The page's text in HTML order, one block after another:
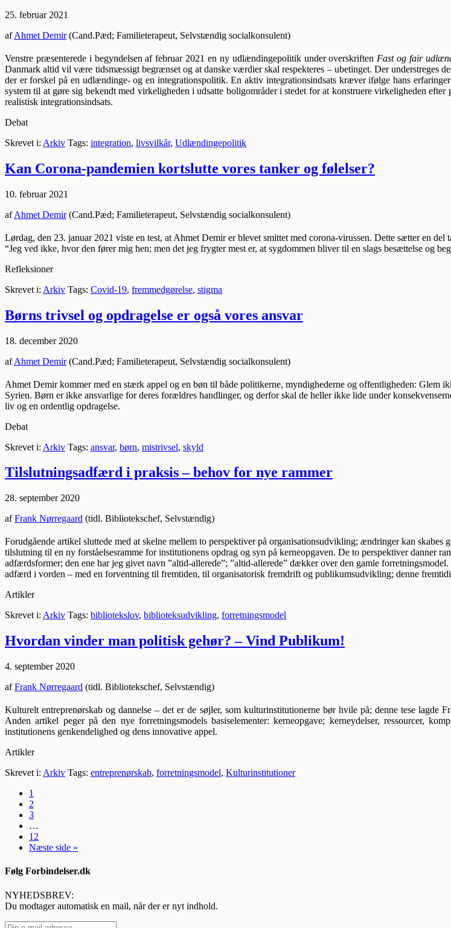
25. februar 2021
afAhmet Demir(Cand.Pæd; Familieterapeut, Selvstændig socialkonsulent)
Venstre præsenterede i begyndelsen af februar 2021 en ny udlændingepolitik under overskriften Fast og fair
Danmark altid vil være tidsmæssigt begrænset og at danske værdier skal respekteres – ubetinget. Der understreges
der er forskel på en udlændinge- og en integrationspolitik. En aktiv integrationsindsats kræver ifølge hans
system til at gøre sig bekendt med virkeligheden i udsatte boligområder i stedet for at konstruere virkeligheden efter
realistisk integrationsindsats.
Debat
Skrevet i: Arkiv Tags: integration, livsvilkår, Udlændingepolitik
Kan Corona-pandemien kortslutte vores tanker og følelser?
10. februar 2021
afAhmet Demir(Cand.Pæd; Familieterapeut, Selvstændig socialkonsulent)
Lørdag, den 23. januar 2021 viste en test, at Ahmet Demir er blevet smittet med corona-virussen. Dette sætter en
“Jeg ved ikke, hvor den fører mig hen; men det jeg frygter mest er, at sygdommen bliver til en slags besættelse og
Refleksioner
Skrevet i: Arkiv Tags: Covid-19, fremmedgørelse, stigma
Børns trivsel og opdragelse er også vores ansvar
18. december 2020
afAhmet Demir(Cand.Pæd; Familieterapeut, Selvstændig socialkonsulent)
Ahmet Demir kommer med en stærk appel og en bøn til både politikerne, myndighederne og offentligheden: Glem
Syrien. Børn er ikke ansvarlige for deres forældres handlinger, og derfor skal de heller ikke lide under
liv og en ordentlig opdragelse.
Debat
Skrevet i: Arkiv Tags: ansvar, børn, mistrivsel, skyld
Tilslutningsadfærd i praksis – behov for nye rammer
28. september 2020
afFrank Nørregaard (tidl. Bibliotekschef, Selvstændig)
Forudgående artikel sluttede med at skelne mellem to perspektiver på organisationsudvikling; ændringer kan skabes
tilslutning til en ny forståelsesramme for institutionens opdrag og syn på kerneopgaven. De to perspektiver danner
adfærdsformer; den ene har jeg givet navn ”altid-allerede”; ”altid-allerede” dækker over den gamle
adfærd i vorden – med en forventning til fremtiden, til organisatorisk fremdrift og publikumsudvikling; denne
Artikler
Skrevet i: Arkiv Tags: bibliotekslov, biblioteksudvikling, forretningsmodel
Hvordan vinder man politisk gehør? – Vind Publikum!
4. september 2020
afFrank Nørregaard (tidl. Bibliotekschef, Selvstændig)
Kulturelt entreprenørskab og dannelse – det er de søjler, som kulturinstitutionerne bør hvile på; denne tese
Anden artikel peger på den nye forretningsmodels basiselementer: kerneopgave; kerneydelser, ressourcer,
institutionens genkendelighed og dens innovative appel.
Artikler
Skrevet i: Arkiv Tags: entreprenørskab, forretningsmodel, Kulturinstitutioner
1
2
3
…
12
Næste side »
Følg Forbindelser.dk
NYHEDSBREV:
Du modtager automatisk en mail, når der er nyt indhold.